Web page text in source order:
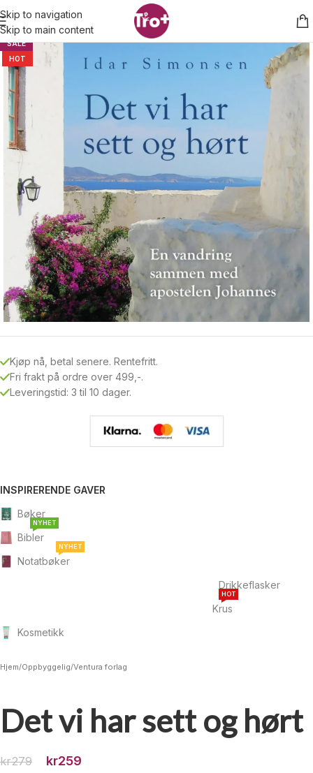
Skip to navigation
Skip to main content
SALE
HOT
Kjøp nå, betal senere. Rentefritt.
Fri frakt på ordre over 499,-.
Leveringstid: 3 til 10 dager.
INSPIRERENDE GAVER
Bøker
Bibler
NYHET
Notatbøker
NYHET
Drikkeflasker
Krus
HOT
Kosmetikk
Hjem/Oppbyggelig/Ventura forlag
Det vi har sett og hørt
kr279 kr259